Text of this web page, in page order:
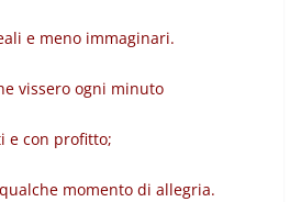
e meno immaginari.
vissero ogni minuto
e con profitto;
momento di allegria.